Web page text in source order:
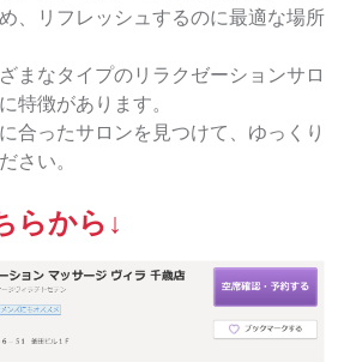
、リフレッシュするのに最適な場所
まなタイプのリラクゼーションサロ
特徴があります。
合ったサロンを見つけて、ゆっくり
さい。
らから↓